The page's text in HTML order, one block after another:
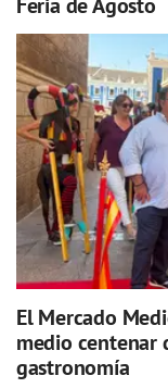
El Mercado
medio centenar
gastronomía